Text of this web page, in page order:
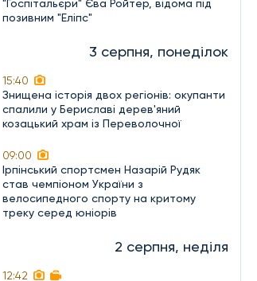
"Госпітальєри" Єва Ройтер, відома під
позивним "Еліпс"
3 серпня, понеділок
15:40
Знищена історія двох регіонів: окупанти
спалили у Бериславі дерев'яний
козацький храм із Переволочної
09:00
Ірпінський спортсмен Назарій Рудяк
став чемпіоном України з
велосипедного спорту на критому
треку серед юніорів
2 серпня, неділя
12:42